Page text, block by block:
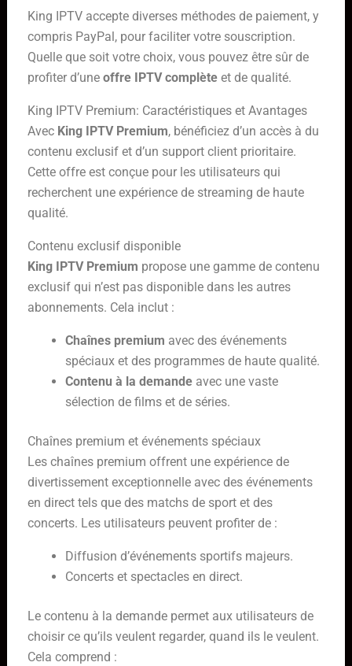
King IPTV accepte diverses méthodes de paiement, y
compris PayPal, pour faciliter votre souscription.
Quelle que soit votre choix, vous pouvez être sûr de
profiter d’une offre IPTV complèteet de qualité.
King IPTV Premium: Caractéristiques et Avantages
Avec King IPTV Premium, bénéficiez d’un accès à du
contenu exclusif et d’un support client prioritaire.
Cette offre est conçue pour les utilisateurs qui
recherchent une expérience de streaming de haute
qualité.
Contenu exclusif disponible
King IPTV Premium propose une gamme de contenu
exclusif qui n’est pas disponible dans les autres
abonnements. Cela inclut :
Chaînes premium avec des événements
spéciaux et des programmes de haute qualité.
Contenu à la demandeavec une vaste
sélection de films et de séries.
Chaînes premium et événements spéciaux
Les chaînes premium offrent une expérience de
divertissement exceptionnelle avec des événements
en direct tels que des matchs de sport et des
concerts. Les utilisateurs peuvent profiter de :
Diffusion d’événements sportifs majeurs.
Concerts et spectacles en direct.
Le contenu à la demande permet aux utilisateurs de
choisir ce qu’ils veulent regarder, quand ils le veulent.
Cela comprend :